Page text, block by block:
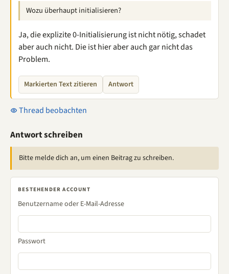
Wozu überhaupt initialisieren?
Ja, die explizite 0-Initialisierung ist nicht nötig, schadet
aber auch nicht. Die ist hier aber auch gar nicht das
Problem.
Markierten Text zitieren Antwort
Thread beobachten
Antwort schreiben
Bitte melde dich an, um einen Beitrag zu schreiben.
BESTEHENDER ACCOUNT
Benutzername oder E-Mail-Adresse
Passwort